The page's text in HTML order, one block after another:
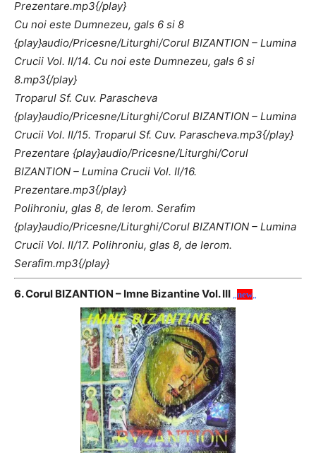
Prezentare.mp3{/play}
Cu noi este Dumnezeu, gals 6 si 8
{play}audio/Pricesne/Liturghi/Corul BIZANTION – Lumina
Crucii Vol. II/14. Cu noi este Dumnezeu, gals 6 si
8.mp3{/play}
Troparul Sf. Cuv. Parascheva
{play}audio/Pricesne/Liturghi/Corul BIZANTION – Lumina
Crucii Vol. II/15. Troparul Sf. Cuv. Parascheva.mp3{/play}
Prezentare {play}audio/Pricesne/Liturghi/Corul
BIZANTION – Lumina Crucii Vol. II/16.
Prezentare.mp3{/play}
Polihroniu, glas 8, de Ierom. Serafim
{play}audio/Pricesne/Liturghi/Corul BIZANTION – Lumina
Crucii Vol. II/17. Polihroniu, glas 8, de Ierom.
Serafim.mp3{/play}
6. Corul BIZANTION – Imne Bizantine Vol. III new„